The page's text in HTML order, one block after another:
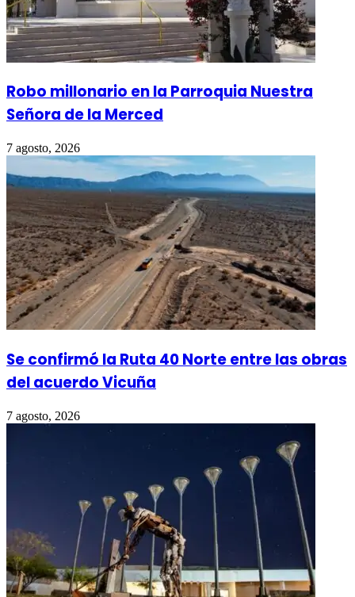
Robo millonario en la Parroquia Nuestra
Señora de la Merced
7 agosto, 2026
Se confirmó la Ruta 40 Norte entre las obras
del acuerdo Vicuña
7 agosto, 2026